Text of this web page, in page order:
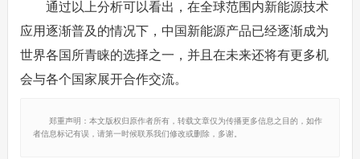
通过以上分析可以看出，在全球范围内新能源技术
应用逐渐普及的情况下，中国新能源产品已经逐渐成为
世界各国所青睐的选择之一，并且在未来还将有更多机
会与各个国家展开合作交流。
郑重声明：本文版权归原作者所有，转载文章仅为传播更多信息之目的，如作
者信息标记有误，请第一时候联系我们修改或删除，多谢。